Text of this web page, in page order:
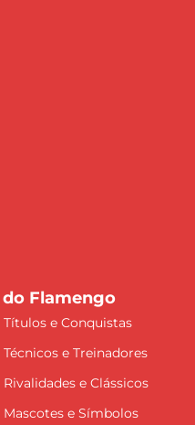
Flamengo
Títulos e Conquistas
Técnicos e Treinadores
Rivalidades e Clássicos
Mascotes e Símbolos